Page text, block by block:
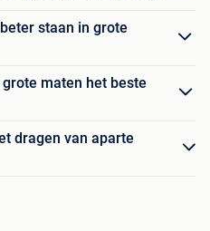
staan in grote
maten het beste
dragen van aparte